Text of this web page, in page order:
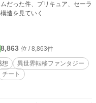
だった件、プリキュア、セーラ
造を見ていく
8,863 位 / 8,863件
想
異世界転移ファンタジー
チート